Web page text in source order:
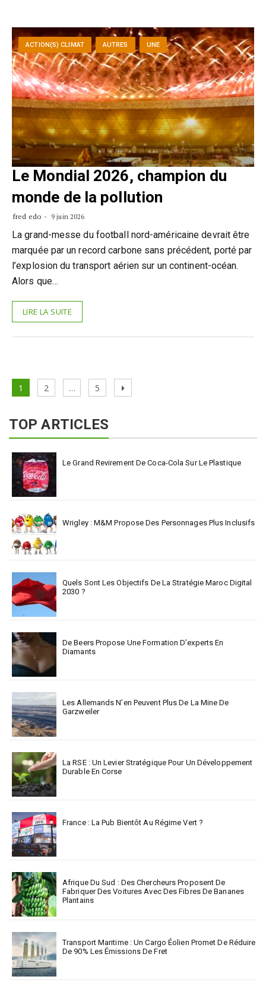
ACTION(S) CLIMAT AUTRES UNE
Le Mondial 2026, champion du
monde de la pollution
fred edo 9 juin 2026
La grand-messe du football nord-américaine devrait être
marquée par un record carbone sans précédent, porté par
l’explosion du transport aérien sur un continent-océan.
Alors que…
LIRE LA SUITE
Pagination
publications
Page
1 Page
2 … Page
5
Next
TOP ARTICLES
Le Grand Revirement De Coca-Cola Sur Le Plastique
Wrigley : M&M Propose Des Personnages Plus Inclusifs
Quels Sont Les Objectifs De La Stratégie Maroc Digital
2030 ?
De Beers Propose Une Formation D’experts En
Diamants
Les Allemands N’en Peuvent Plus De La Mine De
Garzweiler
La RSE : Un Levier Stratégique Pour Un Développement
Durable En Corse
France : La Pub Bientôt Au Régime Vert ?
Afrique Du Sud : Des Chercheurs Proposent De
Fabriquer Des Voitures Avec Des Fibres De Bananes
Plantains
Transport Maritime : Un Cargo Éolien Promet De Réduire
De 90% Les Émissions De Fret